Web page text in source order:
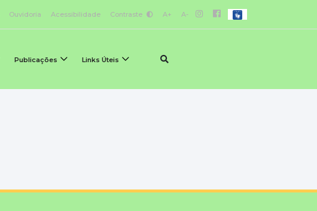
Ouvidoria Acessibilidade Contraste A+ A-
Publicações Links Úteis